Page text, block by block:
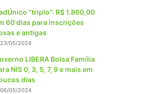
“triplo”: R$ 1.860,00
60 dias para inscrições
e antigas
23/05/2024
LIBERA Bolsa Família
NIS 0, 3, 5, 7, 9 e mais em
dias
06/05/2024